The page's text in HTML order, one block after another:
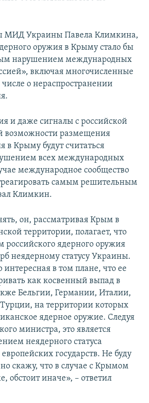
МИД Украины Павела Климкина,
оружия в Крыму стало бы
нарушением международных
включая многочисленные
о нераспространении
и даже сигналы с российской
возможности размещения
в Крыму будут считаться
всех международных
международное сообщество
самым решительным
Климкин.
он, рассматривая Крым в
территории, полагает, что
российского ядерного оружия
неядерному статусу Украины.
в том плане, что ее
как косвенный выпад в
Бельгии, Германии, Италии,
на территории которых
ядерное оружие. Следуя
министра, это является
неядерного статуса
государств. Не буду
но скажу, что в случае с Крымом
обстоит иначе», – ответил